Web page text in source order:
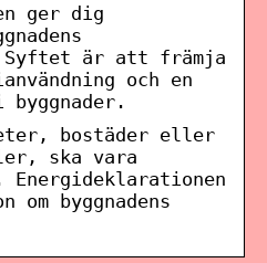
ger dig
Syftet är att främja
och en
bostäder eller
ska vara
Energideklarationen
byggnadens